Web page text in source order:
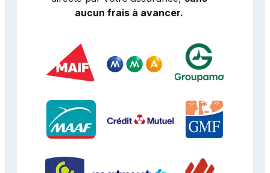
aucun frais à avancer.